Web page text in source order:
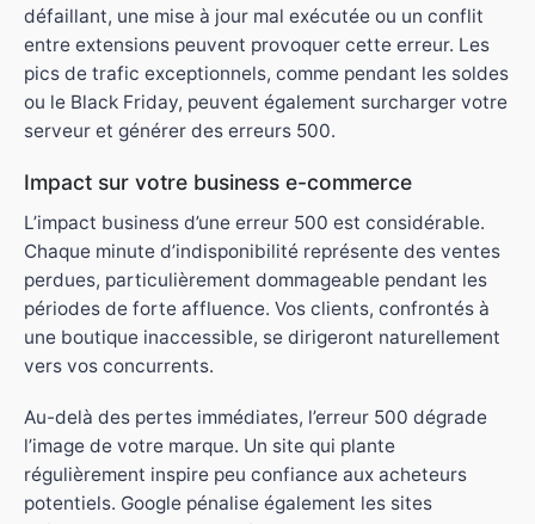
défaillant, une mise à jour mal exécutée ou un conflit
entre extensions peuvent provoquer cette erreur. Les
pics de trafic exceptionnels, comme pendant les soldes
ou le Black Friday, peuvent également surcharger votre
serveur et générer des erreurs 500.
Impact sur votre business e-commerce
L’impact business d’une erreur 500 est considérable.
Chaque minute d’indisponibilité représente des ventes
perdues, particulièrement dommageable pendant les
périodes de forte affluence. Vos clients, confrontés à
une boutique inaccessible, se dirigeront naturellement
vers vos concurrents.
Au-delà des pertes immédiates, l’erreur 500 dégrade
l’image de votre marque. Un site qui plante
régulièrement inspire peu confiance aux acheteurs
potentiels. Google pénalise également les sites